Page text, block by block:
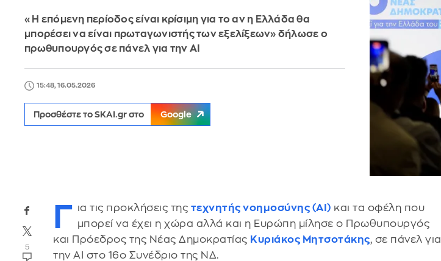
«Η επόμενη περίοδος είναι κρίσιμη για το αν η Ελλάδα θα
μπορέσει να είναι πρωταγωνιστής των εξελίξεων» δήλωσε ο
πρωθυπουργός σε πάνελ για την AI
15:48, 16.05.2026
Προσθέστε το SKAI.gr στο Google
5
Γ ια τις προκλήσεις της τεχνητής νοημοσύνης (AI) και τα οφέλη που
μπορεί να έχει η χώρα αλλά και η Ευρώπη μίλησε ο Πρωθυπουργός
και Πρόεδρος της Νέας Δημοκρατίας Κυριάκος Μητσοτάκης, σε πάνελ για
την AI στο 16ο Συνέδριο της ΝΔ.